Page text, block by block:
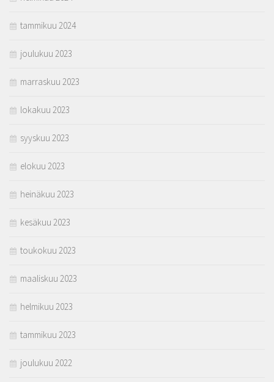
tammikuu 2024
joulukuu 2023
marraskuu 2023
lokakuu 2023
syyskuu 2023
elokuu 2023
heinäkuu 2023
kesäkuu 2023
toukokuu 2023
maaliskuu 2023
helmikuu 2023
tammikuu 2023
joulukuu 2022